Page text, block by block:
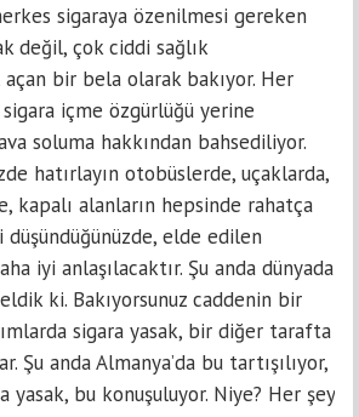
sigaraya özenilmesi gereken
değil, çok ciddi sağlık
bir bela olarak bakıyor. Her
içme özgürlüğü yerine
soluma hakkından bahsediliyor.
hatırlayın otobüslerde, uçaklarda,
kapalı alanların hepsinde rahatça
elde edilen
iyi anlaşılacaktır. Şu anda dünyada
ki. Bakıyorsunuz caddenin bir
sigara yasak, bir diğer tarafta
Şu anda Almanya’da bu tartışılıyor,
yasak, bu konuşuluyor. Niye? Her şey